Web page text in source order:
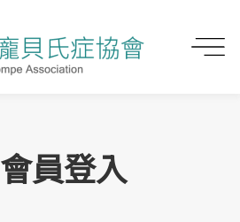
會員登入